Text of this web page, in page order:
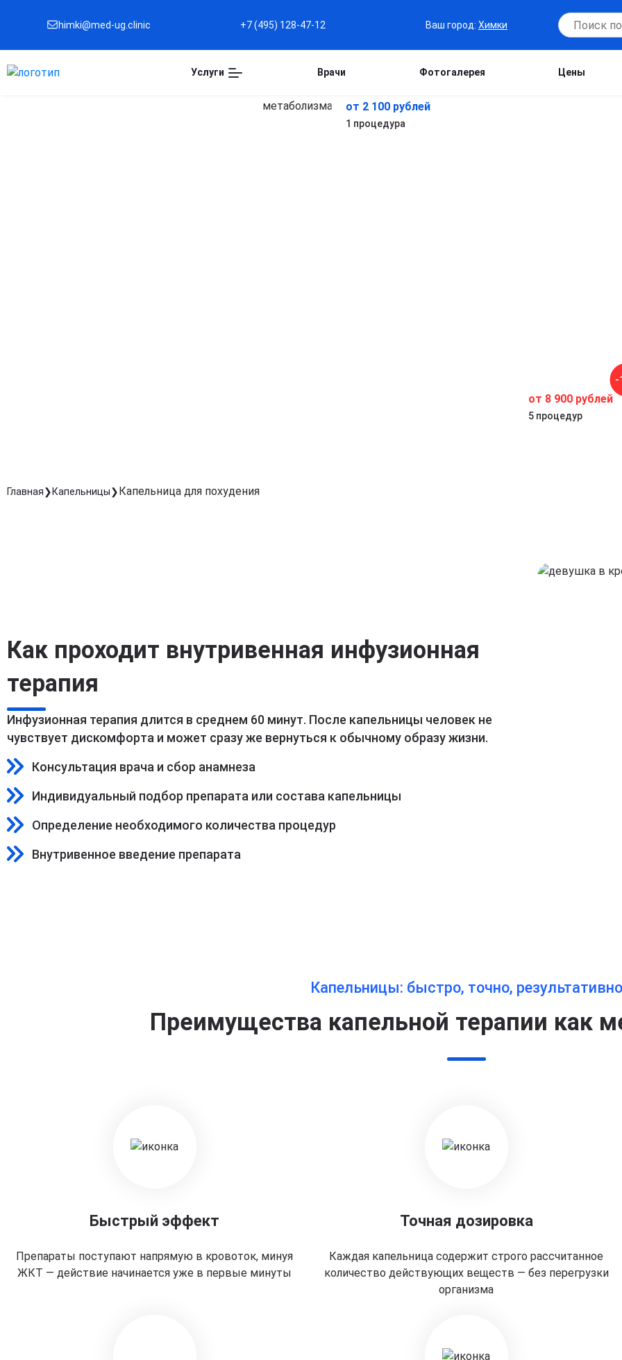
himki@med-ug.clinic +7 (495) 128-47-12 Ваш город: Химки
Услуги Врачи Фотогалерея Цены
от 2 100 рублей
1 процедура
от 8 900 рублей
5 процедур
-
Главная Капельницы Капельница для похудения
Как проходит внутривенная инфузионная
терапия
Инфузионная терапия длится в среднем 60 минут. После капельницы человек не
чувствует дискомфорта и может сразу же вернуться к обычному образу жизни.
Консультация врача и сбор анамнеза
Индивидуальный подбор препарата или состава капельницы
Определение необходимого количества процедур
Внутривенное введение препарата
Капельницы: быстро, точно, результативно
Преимущества капельной терапии как
Быстрый эффект
Препараты поступают напрямую в кровоток, минуя
ЖКТ — действие начинается уже в первые минуты
Точная дозировка
Каждая капельница содержит строго рассчитанное
количество действующих веществ — без перегрузки
организма